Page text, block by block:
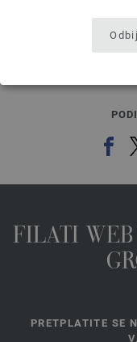
Odbij
FILATI
PRETPLATITE SE